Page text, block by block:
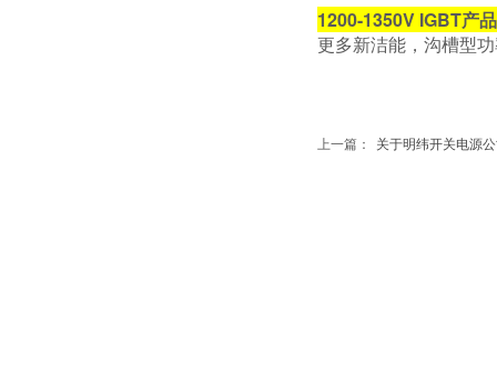
1200-1350V IGBT产
更多新洁能，沟槽型
上一篇： 关于明纬开关电源